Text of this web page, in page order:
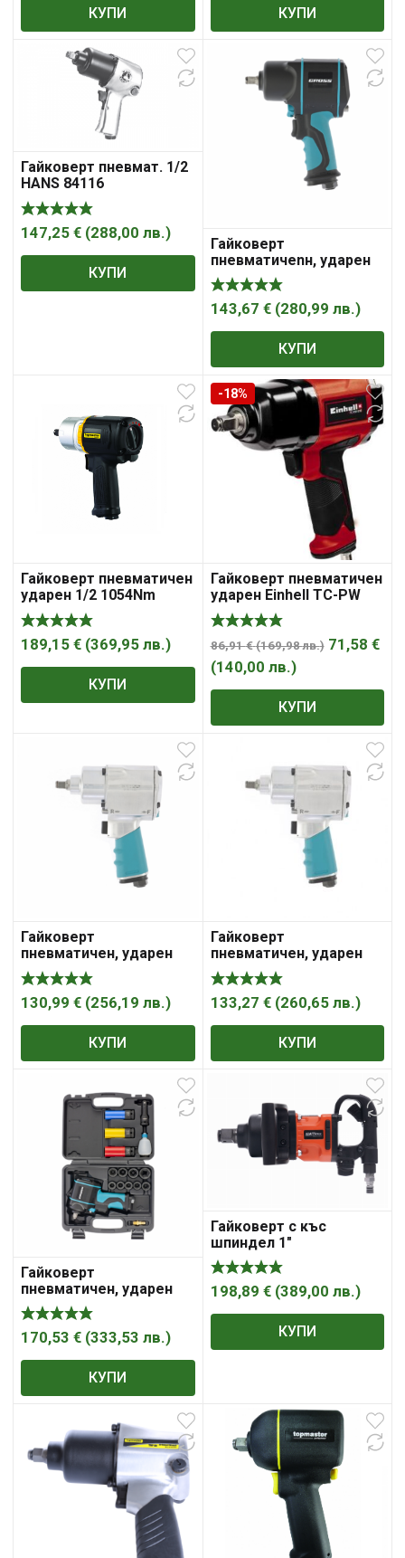
КУПИ КУПИ
Гайковерт пневмат. 1/2
HANS 84116
147,25 € (288,00 лв.)
КУПИ
Гайковерт
пневматичеnн, ударен
G1285,
1/2″,TwinHammer,
1220Nm, 6500 об/мин,
143,67 € (280,99 лв.)
КУПИ
Гайковерт пневматичен
ударен 1/2 1054Nm
TOPMASTER 26
189,15 € (369,95 лв.)
КУПИ
-18%
Гайковерт пневматичен
ударен Einhell TC-PW
610
86,91€ (169,98лв.) 71,58 €
(140,00 лв.)
КУПИ
Гайковерт
пневматичен, ударен
G1260,1/2″,Twin
Hammer, 813Nm, 7000
об/мин GROSS
130,99 € (256,19 лв.)
КУПИ
Гайковерт
пневматичен, ударен
G985, 1/2″,Twin Hammer,
610 Nm, 9000 об/мин,
композитен корпус
133,27 € (260,65 лв.)
КУПИ
Гайковерт
пневматичен, ударен
G985K2, 1/2″, 610Nm,
9000 об/мин, 17 части.
GROSS
170,53 € (333,53 лв.)
КУПИ
Гайковерт с къс
шпиндел 1″
(пневматичен) 4800Nm
198,89 € (389,00 лв.)
КУПИ